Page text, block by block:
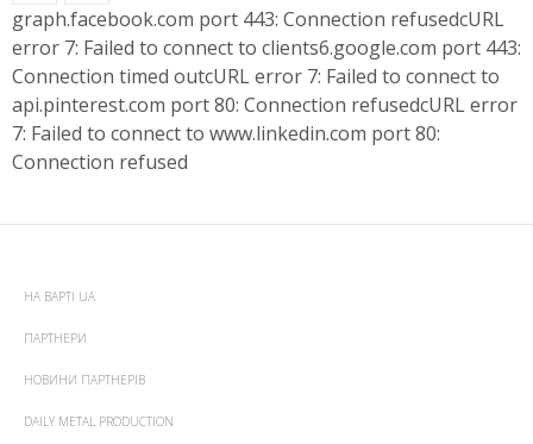
graph.facebook.com port 443: Connection refusedcURL
error 7: Failed to connect to clients6.google.com port 443:
Connection timed outcURL error 7: Failed to connect to
api.pinterest.com port 80: Connection refusedcURL error
7: Failed to connect to www.linkedin.com port 80:
Connection refused
НА ВАРТІ UA
ПАРТНЕРИ
НОВИНИ ПАРТНЕРІВ
DAILY METAL PRODUCTION